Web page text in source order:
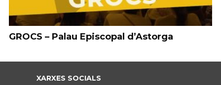
GROCS – Palau Episcopal d’Astorga
XARXES SOCIALS